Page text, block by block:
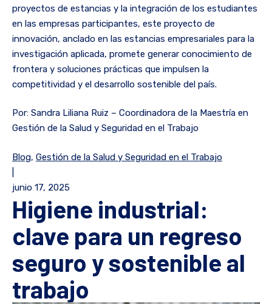
proyectos de estancias y la integración de los estudiantes
en las empresas participantes, este proyecto de
innovación, anclado en las estancias empresariales para la
investigación aplicada, promete generar conocimiento de
frontera y soluciones prácticas que impulsen la
competitividad y el desarrollo sostenible del país.
Por: Sandra Liliana Ruiz – Coordinadora de la Maestría en
Gestión de la Salud y Seguridad en el Trabajo
Blog, Gestión de la Salud y Seguridad en el Trabajo
junio 17, 2025
Higiene industrial:
clave para un regreso
seguro y sostenible al
trabajo